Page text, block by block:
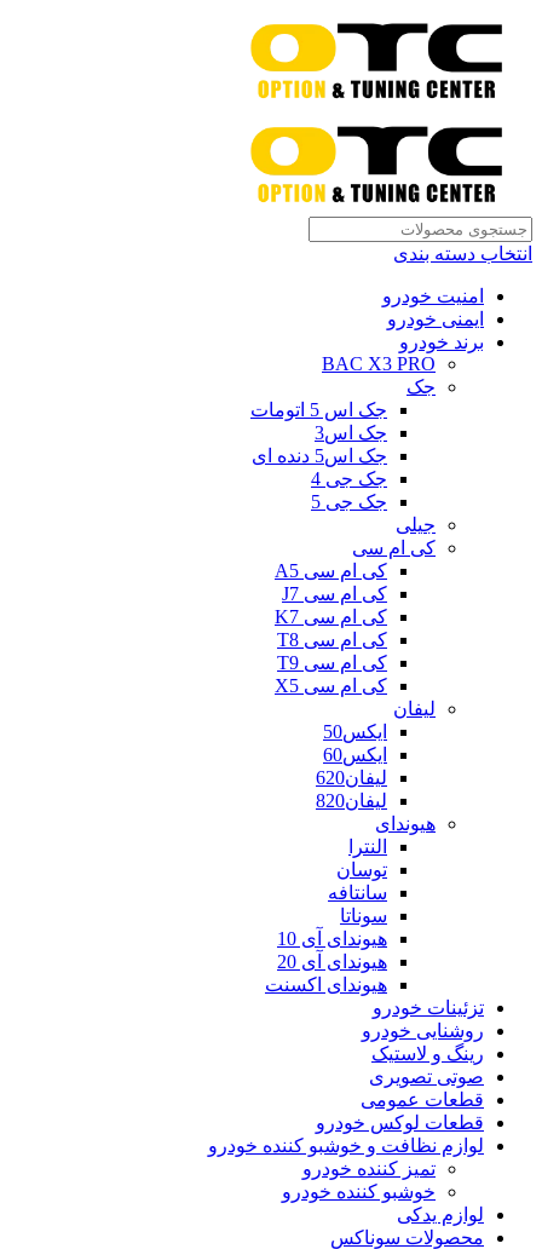
انتخاب دسته بندی
امنیت خودرو
ایمنی خودرو
برند خودرو
BAC X3 PRO
جک
جک اس 5 اتومات
جک اس3
جک اس5 دنده ای
جک جی 4
جک جی 5
جیلی
کی ام سی
کی ام سی A5
کی ام سی J7
کی ام سی K7
کی ام سی T8
کی ام سی T9
کی ام سی X5
لیفان
ایکس50
ایکس60
لیفان620
لیفان820
هیوندای
النترا
توسان
سانتافه
سوناتا
هیوندای آی 10
هیوندای آی 20
هیوندای اکسنت
تزئینات خودرو
روشنایی خودرو
رینگ و لاستیک
صوتی تصویری
قطعات عمومی
قطعات لوکس خودرو
لوازم نظافت و خوشبو کننده خودرو
تمیز کننده خودرو
خوشبو کننده خودرو
لوازم یدکی
محصولات سوناکس